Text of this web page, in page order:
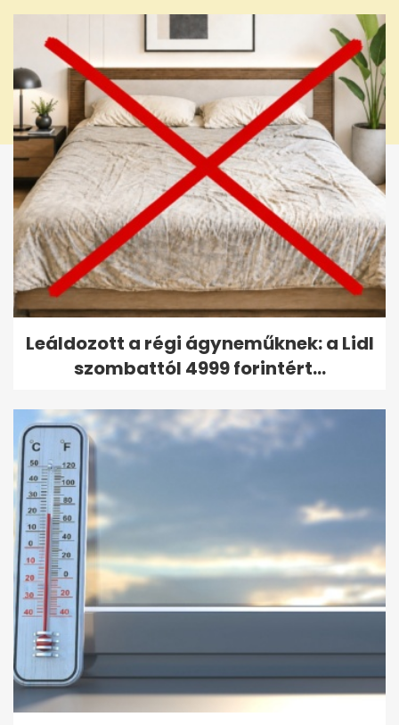
Leáldozott a régi ágyneműknek: a Lidl
szombattól 4999 forintért...